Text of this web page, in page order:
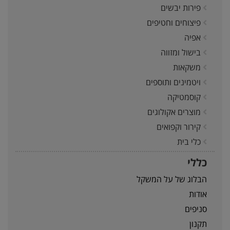
פירות יבשים
פיצוחים וחטיפים
אפיה
בישול ומזווה
משקאות
ויטמינים ותוספים
קוסמטיקה
מוצרים אקולוגים
קירור וקפואים
כלי בית
כללי
הבלוג של על המשקל
אודות
סניפים
תקנון